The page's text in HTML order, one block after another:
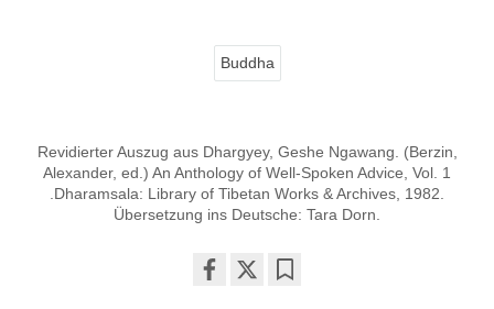
Buddha
Revidierter Auszug aus Dhargyey, Geshe Ngawang. (Berzin,
Alexander, ed.) An Anthology of Well-Spoken Advice, Vol. 1
.Dharamsala: Library of Tibetan Works & Archives, 1982.
Übersetzung ins Deutsche: Tara Dorn.